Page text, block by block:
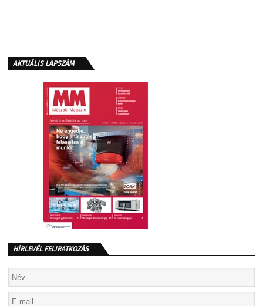
AKTUÁLIS LAPSZÁM
HÍRLEVÉL FELIRATKOZÁS